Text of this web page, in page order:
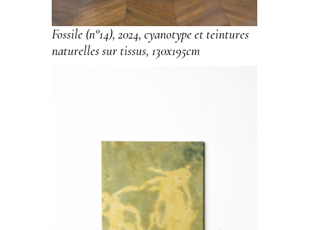
Fossile (n°14), 2024, cyanotype et teintures
naturelles sur tissus, 130x195cm